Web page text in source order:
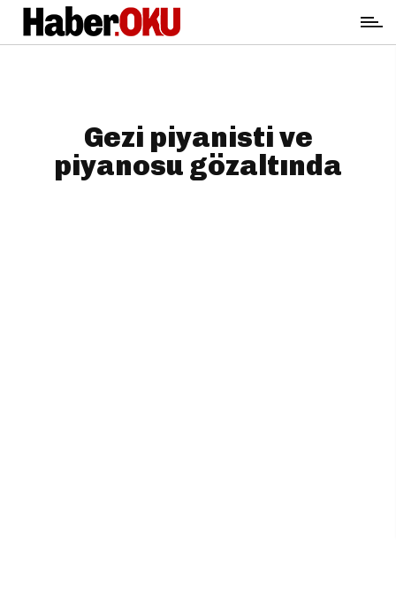
Gezi piyanisti ve
piyanosu gözaltında